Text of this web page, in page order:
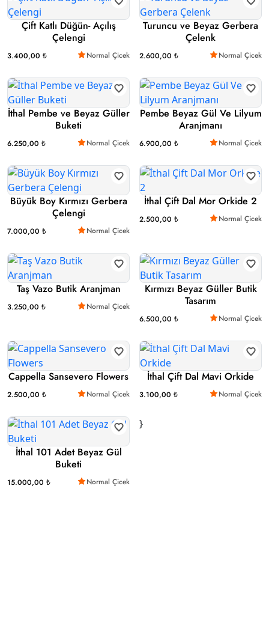
Çift Katlı Düğün- Açılış
Çelengi
3.400,00 ₺ Normal Çicek
Turuncu ve Beyaz Gerbera
Çelenk
2.600,00 ₺ Normal Çicek
İthal Pembe ve Beyaz Güller
Buketi
6.250,00 ₺ Normal Çicek
Pembe Beyaz Gül Ve Lilyum
Aranjmanı
6.900,00 ₺ Normal Çicek
Büyük Boy Kırmızı Gerbera
Çelengi
7.000,00 ₺ Normal Çicek
İthal Çift Dal Mor Orkide 2
2.500,00 ₺ Normal Çicek
Taş Vazo Butik Aranjman
3.250,00 ₺ Normal Çicek
Kırmızı Beyaz Güller Butik
Tasarım
6.500,00 ₺ Normal Çicek
Cappella Sansevero Flowers
2.500,00 ₺ Normal Çicek
İthal Çift Dal Mavi Orkide
3.100,00 ₺ Normal Çicek
İthal 101 Adet Beyaz Gül
Buketi
15.000,00 ₺ Normal Çicek
}